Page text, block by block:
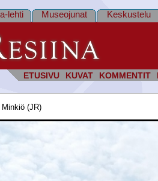
ETUSIVU KUVAT KOMMENTIT
lehti Museojunat Keskustelu
(JR)